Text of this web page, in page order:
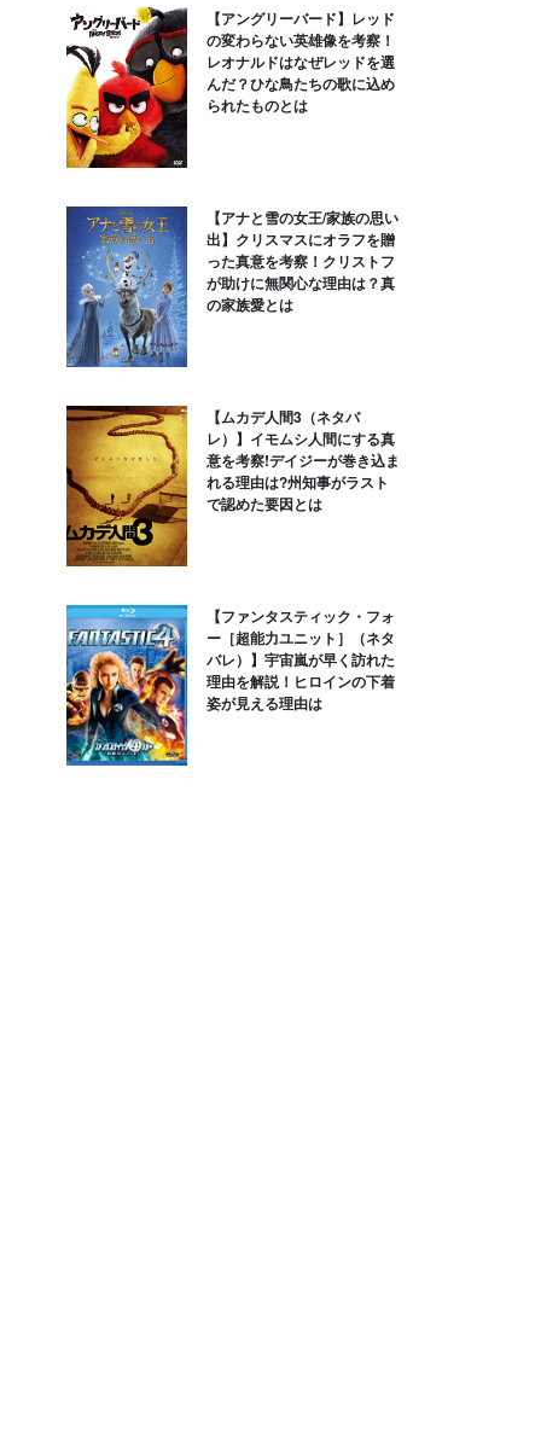
【アングリーバード】レッド
の変わらない英雄像を考察！
レオナルドはなぜレッドを選
んだ？ひな鳥たちの歌に込め
られたものとは
【アナと雪の女王/家族の思い
出】クリスマスにオラフを贈
った真意を考察！クリストフ
が助けに無関心な理由は？真
の家族愛とは
【ムカデ人間3（ネタバ
レ）】イモムシ人間にする真
意を考察!デイジーが巻き込ま
れる理由は?州知事がラスト
で認めた要因とは
【ファンタスティック・フォ
ー［超能力ユニット］（ネタ
バレ）】宇宙嵐が早く訪れた
理由を解説！ヒロインの下着
姿が見える理由は